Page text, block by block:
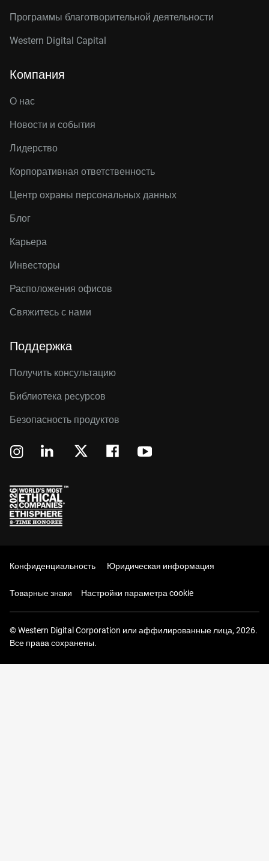
Программы благотворительной деятельности
Western Digital Capital
Компания
О нас
Новости и события
Лидерство
Корпоративная ответственность
Центр охраны персональных данных
Блог
Карьера
Инвесторы
Расположения офисов
Свяжитесь с нами
Поддержка
Получить консультацию
Библиотека ресурсов
Безопасность продуктов
Конфиденциальность Юридическая информация
Товарные знаки Настройки параметра cookie
© Western Digital Corporation или аффилированные лица, 2026.
Все права сохранены.